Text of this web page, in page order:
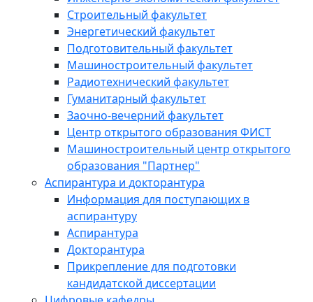
Строительный факультет
Энергетический факультет
Подготовительный факультет
Машиностроительный факультет
Радиотехнический факультет
Гуманитарный факультет
Заочно-вечерний факультет
Центр открытого образования ФИСТ
Машиностроительный центр открытого
образования "Партнер"
Аспирантура и докторантура
Информация для поступающих в
аспирантуру
Аспирантура
Докторантура
Прикрепление для подготовки
кандидатской диссертации